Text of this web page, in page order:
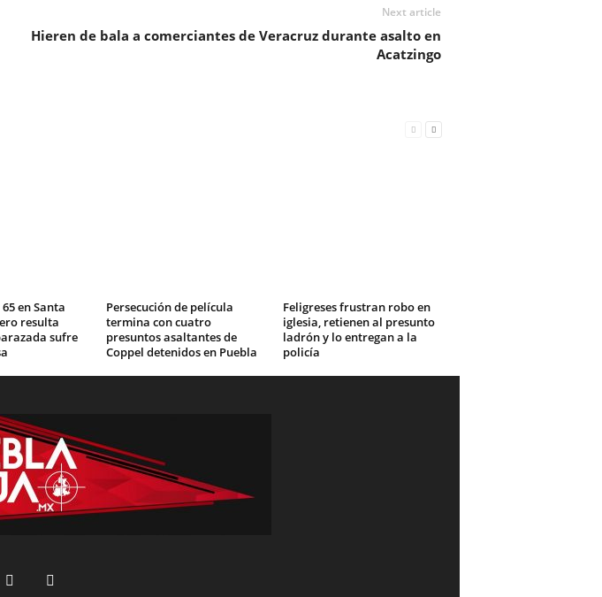
Next article
Hieren de bala a comerciantes de Veracruz durante asalto en
Acatzingo
en Santa
resulta
sufre
Persecución de película
termina con cuatro
presuntos asaltantes de
Coppel detenidos en Puebla
Feligreses frustran robo en
iglesia, retienen al presunto
ladrón y lo entregan a la
policía